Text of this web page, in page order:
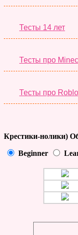
Тесты 14 лет
Тесты про
Тесты про
Крестики-нолики)
Beginner